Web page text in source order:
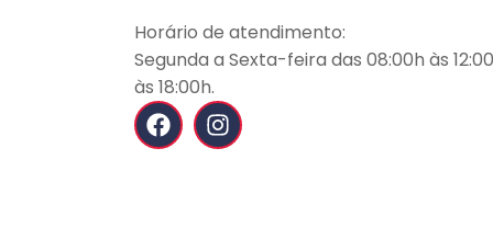
Horário de atendimento:
Segunda a Sexta-feira das 08:00h às
às 18:00h.